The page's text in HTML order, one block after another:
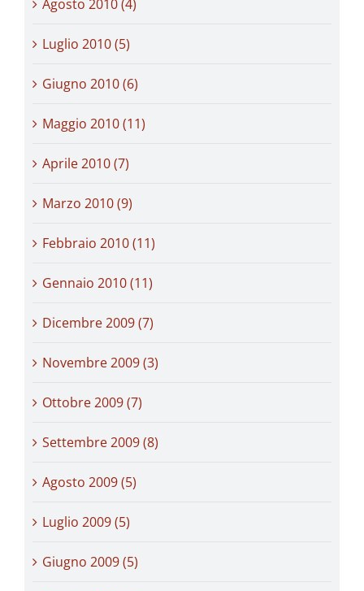
Agosto 2010 (4)
Luglio 2010 (5)
Giugno 2010 (6)
Maggio 2010 (11)
Aprile 2010 (7)
Marzo 2010 (9)
Febbraio 2010 (11)
Gennaio 2010 (11)
Dicembre 2009 (7)
Novembre 2009 (3)
Ottobre 2009 (7)
Settembre 2009 (8)
Agosto 2009 (5)
Luglio 2009 (5)
Giugno 2009 (5)